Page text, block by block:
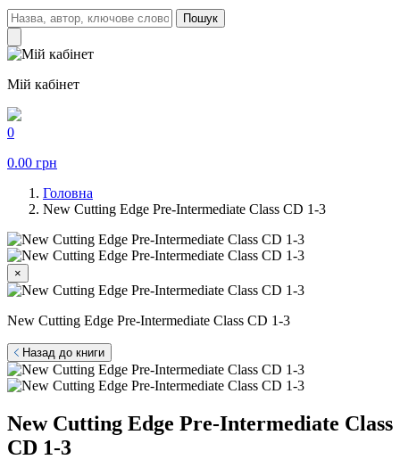
Пошук
Мій кабінет
0
0.00 грн
Головна
New Cutting Edge Pre-Intermediate Class CD 1-3
×
New Cutting Edge Pre-Intermediate Class CD 1-3
Назад до книги
New Cutting Edge Pre-Intermediate Class
CD 1-3